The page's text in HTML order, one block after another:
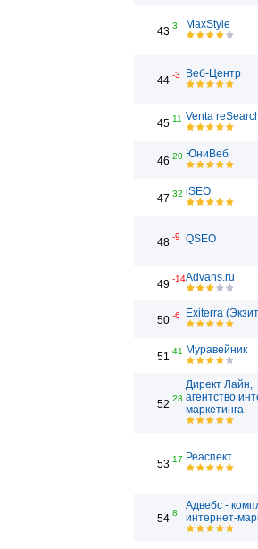
43 3 MaxStyle
44 -3 Веб-Центр
45 11 Venta
46 20 ЮниВеб
47 32 iSEO
48 -9 QSEO
49 -14Advans.ru
50 -6 Exiterra
51 41 Муравейник
52 28
Директ Лайн,
агентство
маркетинга
53 17 Реаспект
54 8
Адвебс -
интернет-